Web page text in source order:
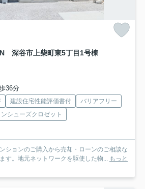
深谷市上柴町東5丁目1号棟
36分
建設住宅性能評価書付
バリアフリー
シューズクロゼット
ションのご購入から売却・ローンのご相談な
す。地元ネットワークを駆使した物...
もっと